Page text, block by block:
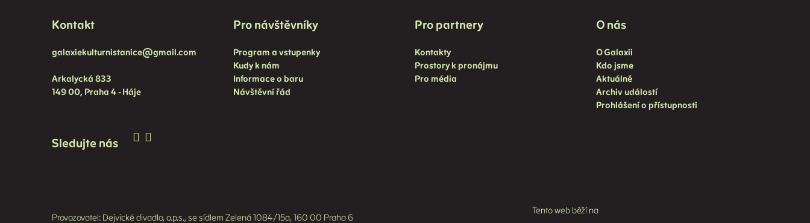
Kontakt
galaxiekulturnistanice@gmail.com
Arkalycká 833
149 00, Praha 4 - Háje
Sledujte nás
Pro návštěvníky
Program a vstupenky
Kudy k nám
Informace o baru
Návštěvní řád
Pro partnery
Kontakty
Prostory k pronájmu
Pro média
O nás
O Galaxii
Kdo jsme
Aktuálně
Archiv událostí
Prohlášení o přístupnosti
Provozovatel: Dejvické divadlo, o.p.s., se sídlem Zelená 1084/15a, 160 00 Praha 6
Tento web běží na